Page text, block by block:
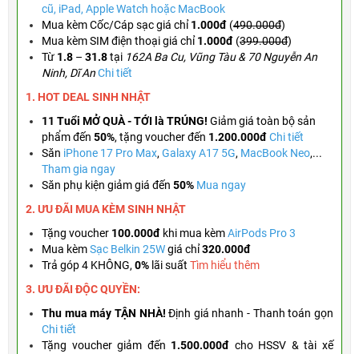
cũ, iPad, Apple Watch hoặc MacBook
Mua kèm Cốc/Cáp sạc giá chỉ1.000đ (490.000đ)
Mua kèm SIM điện thoại giá chỉ1.000đ (399.000đ)
Từ 1.8 – 31.8tại 162A Ba Cu, Vũng Tàu & 70 Nguyễn An
Ninh, Dĩ AnChi tiết
1. HOT DEAL SINH NHẬT
11 Tuổi MỞ QUÀ - TỚI là TRÚNG! Giảm giá toàn bộ sản
phẩm đến 50%, tặng voucher đến 1.200.000đChi tiết
Săn iPhone 17 Pro Max, Galaxy A17 5G, MacBook Neo,...
Tham gia ngay
Săn phụ kiện giảm giá đến 50% Mua ngay
2. ƯU ĐÃI MUA KÈMSINH NHẬT
Tặng voucher 100.000đ khi mua kèmAirPods Pro 3
Mua kèmSạc Belkin 25Wgiá chỉ320.000đ
Trả góp 4 KHÔNG, 0% lãi suất Tìm hiểu thêm
3. ƯU ĐÃI ĐỘC QUYỀN:
Thu mua máy TẬN NHÀ!Định giá nhanh - Thanh toán gọn
Chi tiết
Tặng voucher giảm đến 1.500.000đ cho HSSV & tài xế